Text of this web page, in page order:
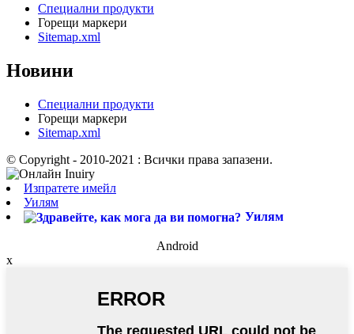
Специални продукти
Горещи маркери
Sitemap.xml
Новини
Специални продукти
Горещи маркери
Sitemap.xml
© Copyright - 2010-2021 : Всички права запазени.
Изпратете имейл
Уилям
Уилям
Android
x